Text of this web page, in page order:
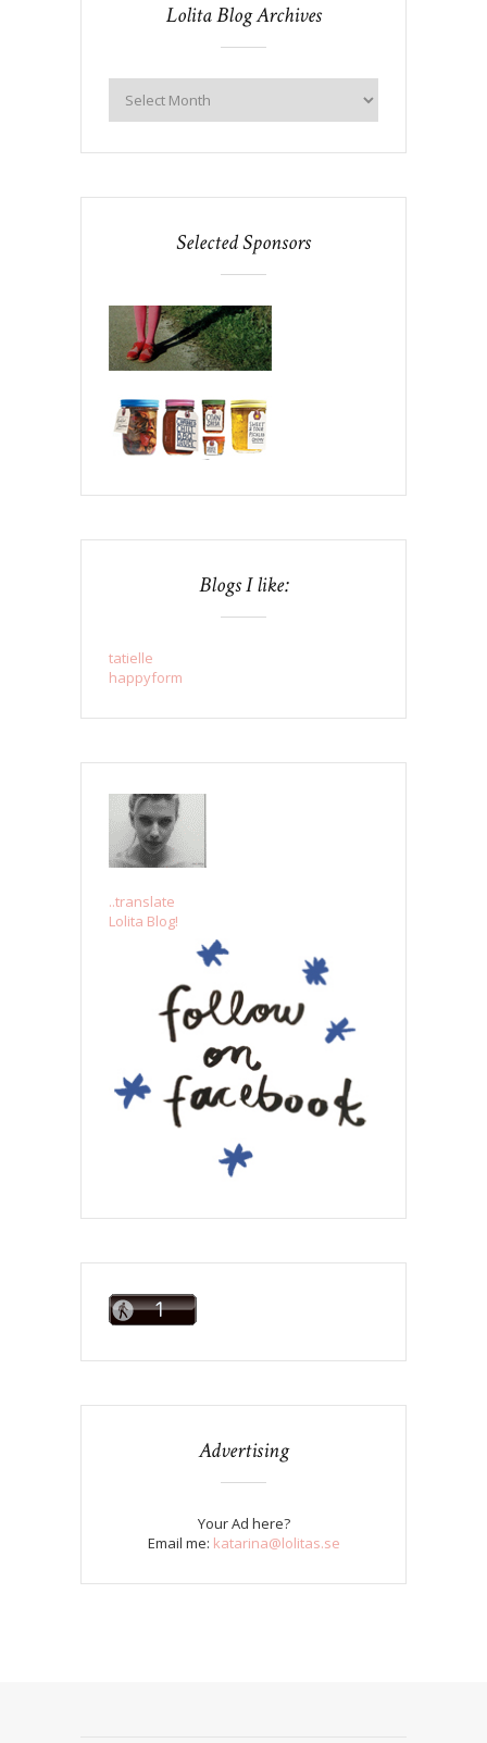
Lolita Blog Archives
Selected Sponsors
Blogs I like:
tatielle
happyform
..translate
Lolita Blog!
Advertising
Your Ad here?
Email me: katarina@lolitas.se